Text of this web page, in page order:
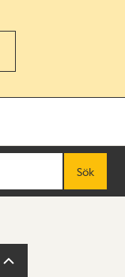
Sök